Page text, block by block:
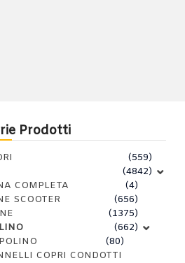
Prodotti
(559)
(4842)
COMPLETA
(4)
SCOOTER
(656)
(1375)
(662)
(80)
COPRI CONDOTTI